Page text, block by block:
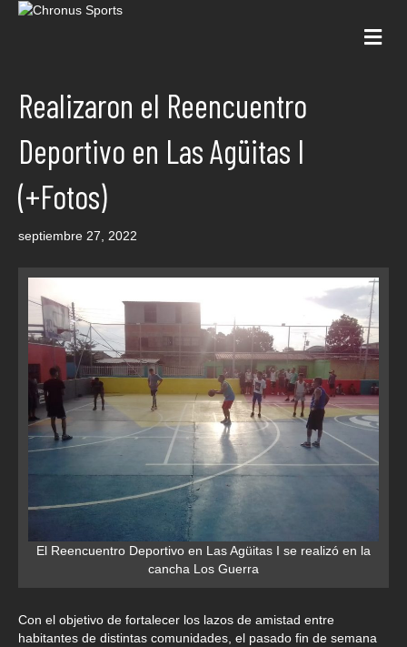
Realizaron el Reencuentro
Deportivo en Las Agüitas I
(+Fotos)
septiembre 27, 2022
El Reencuentro Deportivo en Las Agüitas I se realizó en la
cancha Los Guerra
Con el objetivo de fortalecer los lazos de amistad entre
habitantes de distintas comunidades, el pasado fin de semana